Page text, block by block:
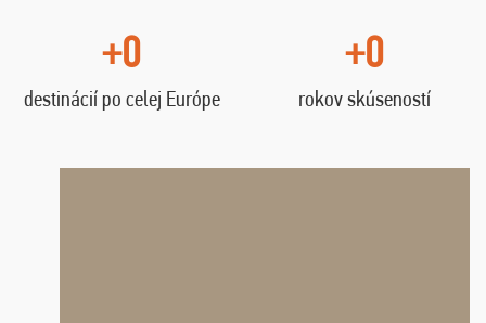
+0
destinácií po celej Európe
+0
rokov skúseností